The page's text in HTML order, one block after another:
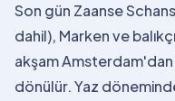
Son gün Zaanse
dahil), Marken ve
akşam
dönülür. Yaz